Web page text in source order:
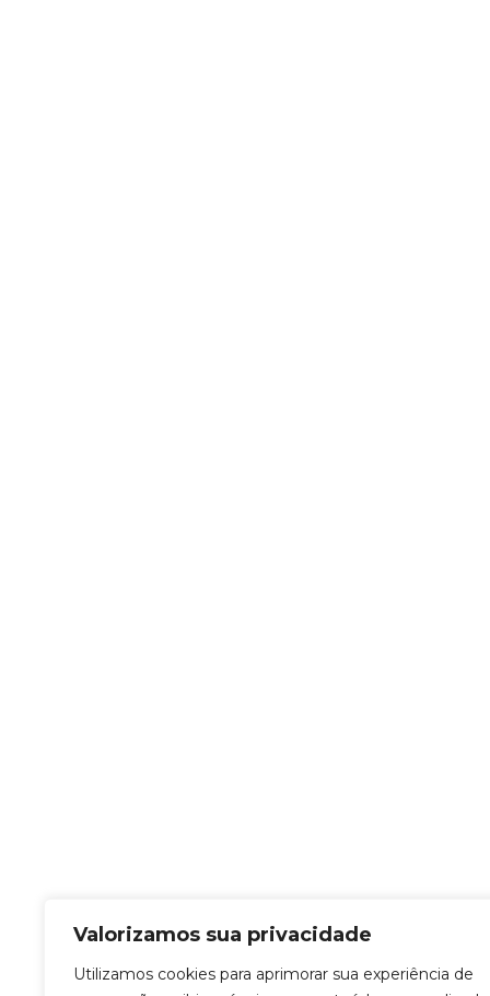
Valorizamos sua privacidade
Utilizamos cookies para aprimorar sua experiência de